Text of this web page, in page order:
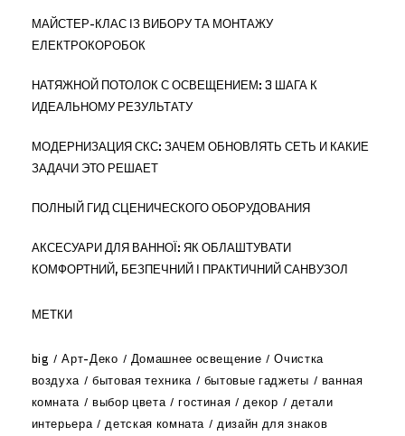
МАЙСТЕР-КЛАС ІЗ ВИБОРУ ТА МОНТАЖУ
ЕЛЕКТРОКОРОБОК
НАТЯЖНОЙ ПОТОЛОК С ОСВЕЩЕНИЕМ: 3 ШАГА К
ИДЕАЛЬНОМУ РЕЗУЛЬТАТУ
МОДЕРНИЗАЦИЯ СКС: ЗАЧЕМ ОБНОВЛЯТЬ СЕТЬ И КАКИЕ
ЗАДАЧИ ЭТО РЕШАЕТ
ПОЛНЫЙ ГИД СЦЕНИЧЕСКОГО ОБОРУДОВАНИЯ
АКСЕСУАРИ ДЛЯ ВАННОЇ: ЯК ОБЛАШТУВАТИ
КОМФОРТНИЙ, БЕЗПЕЧНИЙ І ПРАКТИЧНИЙ САНВУЗОЛ
МЕТКИ
big Арт-Деко Домашнее освещение
Очистка
воздуха
бытовая техника бытовые гаджеты
ванная
комната
выбор цвета гостиная декор
детали
интерьера
детская комната
дизайн для знаков